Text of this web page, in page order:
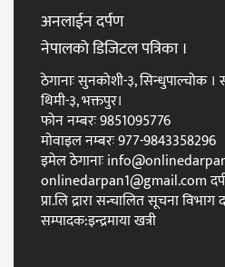
अनलाईन दर्पण
नेपालकाे डिजिटल पत्रिका ।
ठेगानाः सुनकोशी-३, सिन्धुपाल्चोक ।
थिमी-३, भक्तपुर।
फाेन नम्बरः 9851095776
माेवाइल नम्बरः 977-9843358296
इमेल ठेगानाः
onlinedarpan1@gmail.com
प्रा.लि द्रारा सन्चालित सूचना
सम्पादक:इन्द्रमाया खत्री